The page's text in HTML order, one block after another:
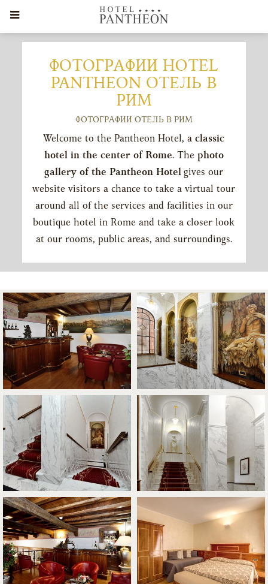
ФОТОГРАФИИ HOTEL
PANTHEON ОТЕЛЬ В
РИМ
ФОТОГРАФИИ ОТЕЛЬ В РИМ
Welcome to the Pantheon Hotel, aclassic
hotel in the center of Rome. The photo
gallery of the Pantheon Hotelgives our
website visitors a chance to take a virtual tour
around all of the services and facilities in our
boutique hotel in Rome and take a closer look
at our rooms, public areas, and surroundings.